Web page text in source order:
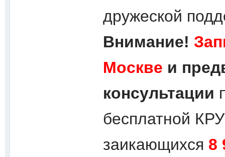
дружеской
Внимание!
Москве и
консультации
бесплатной
заикающихся 8